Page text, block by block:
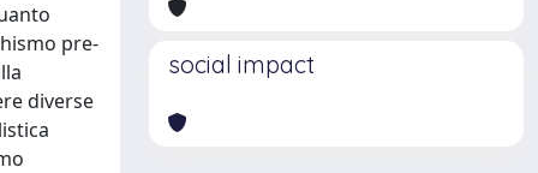
pre-
diverse
social impact